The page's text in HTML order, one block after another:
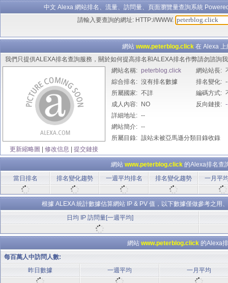
中文 Alexa 網站排名、流量、訪問量、頁面瀏覽量查詢系統
請輸入要查詢的網址: HTTP://WWW.
網站 www.peterblog.click在 Alexa 上
我們只提供ALEXA排名查詢服務，關於如何提高排名和ALEXA排名作弊請勿諮詢
網站名稱: peterblog.click 網站站長:
綜合排名: 沒有排名數據 排名變化:
所屬國家: 不詳 編碼方式:
成人內容:
NO 反向鏈接:
詳細地址: --
網站簡介: --
所屬目錄: 該站未被亞馬遜分類目錄收錄
更新縮略圖
修改信息 提交鏈接
網站 www.peterblog.click的Alexa排名查
當日排名
排名變化趨勢 一週平均排名 排名變化趨勢 一月平
根據 ALEXA 統計數據估算網站 IP & PV 值，以下數據僅做參考之用
日均 IP 訪問量[一週平均]
網站 www.peterblog.click的Alexa
每百萬人中訪問人數:
昨日數據
一週平均 一月平均